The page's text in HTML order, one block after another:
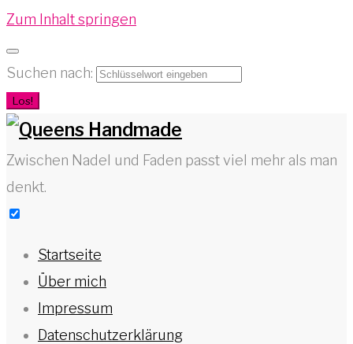
Zum Inhalt springen
Suchen nach:
Los!
Zwischen Nadel und Faden passt viel mehr als man
denkt.
Startseite
Über mich
Impressum
Datenschutzerklärung